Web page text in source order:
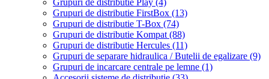
Grupuri de distributie Play (4)
Grupuri de distributie FirstBox (13)
Grupuri de distributie T-Box (74)
Grupuri de distributie Kompat (88)
Grupuri de distributie Hercules (11)
Grupuri de separare hidraulica / Butelii de egalizare (9)
Grupuri de incarcare centrale pe lemne (1)